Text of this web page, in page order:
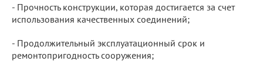
- Прочность конструкции, которая достигается за счет
использования качественных соединений;
- Продолжительный эксплуатационный срок и
ремонтопригодность сооружения;